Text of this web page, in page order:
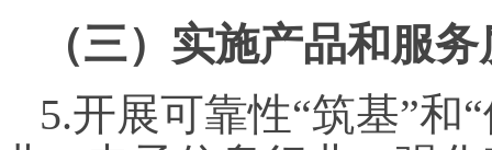
（三）实施产品和服
5.开展可靠性“筑基”和